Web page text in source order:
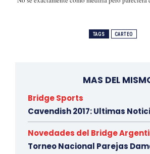
TAGS CARTEO
MAS DEL
Bridge Sports
Cavendish 2017: Ultimas
Novedades del Bridge
Torneo Nacional Parejas